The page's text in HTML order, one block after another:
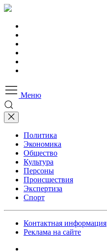
Меню
Политика
Экономика
Общество
Культура
Персоны
Происшествия
Экспертиза
Спорт
Контактная информация
Реклама на сайте